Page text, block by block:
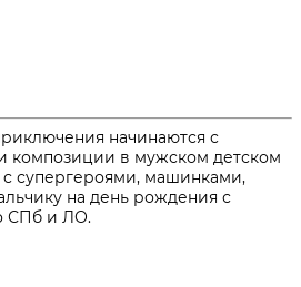
начинаются с
композиции в мужском детском
с супергероями, машинками,
на день рождения с
СПб и ЛО.